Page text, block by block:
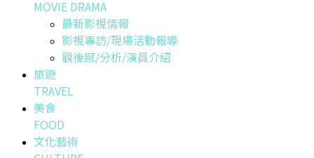
MOVIE DRAMA
最新影視情報
影視專訪/現場活動報導
觀後感/分析/演員介紹
旅遊
TRAVEL
美食
FOOD
文化藝術